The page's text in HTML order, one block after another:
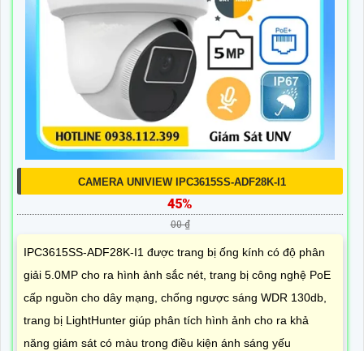
CAMERA UNIVIEW IPC3615SS-ADF28K-I1
45%
00 ₫
IPC3615SS-ADF28K-I1 được trang bị ống kính có độ phân
giải 5.0MP cho ra hình ảnh sắc nét, trang bị công nghệ PoE
cấp nguồn cho dây mạng, chống ngược sáng WDR 130db,
trang bị LightHunter giúp phân tích hình ảnh cho ra khả
năng giám sát có màu trong điều kiện ánh sáng yếu